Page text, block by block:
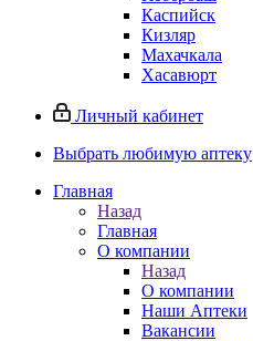
Каспийск
Кизляр
Махачкала
Хасавюрт
Личный кабинет
Выбрать любимую аптеку
Главная
Назад
Главная
О компании
Назад
О компании
Наши Аптеки
Вакансии